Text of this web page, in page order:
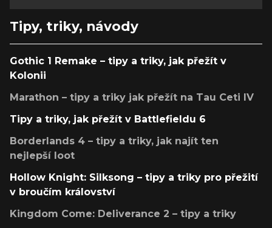
Tipy, triky, návody
Gothic 1 Remake – tipy a triky, jak přežít v
Kolonii
Marathon – tipy a triky jak přežít na Tau Ceti IV
Tipy a triky, jak přežít v Battlefieldu 6
Borderlands 4 – tipy a triky, jak najít ten
nejlepší loot
Hollow Knight: Silksong – tipy a triky pro přežití
v broučím království
Kingdom Come: Deliverance 2 – tipy a triky